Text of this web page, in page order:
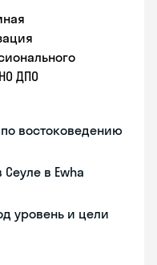
ДПО
востоковедению
в Ewha
уровень и цели